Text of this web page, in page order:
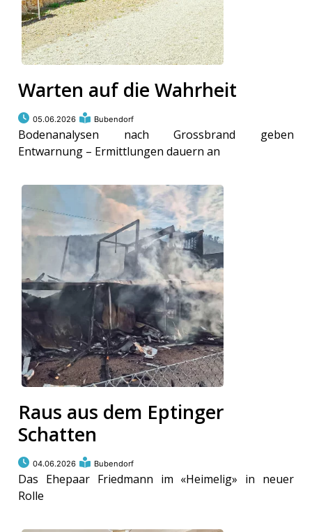
Warten auf die Wahrheit
05.06.2026 Bubendorf
Bodenanalysen nach Grossbrand geben
Entwarnung – Ermittlungen dauern an
Raus aus dem Eptinger
Schatten
04.06.2026 Bubendorf
Das Ehepaar Friedmann im «Heimelig» in neuer
Rolle